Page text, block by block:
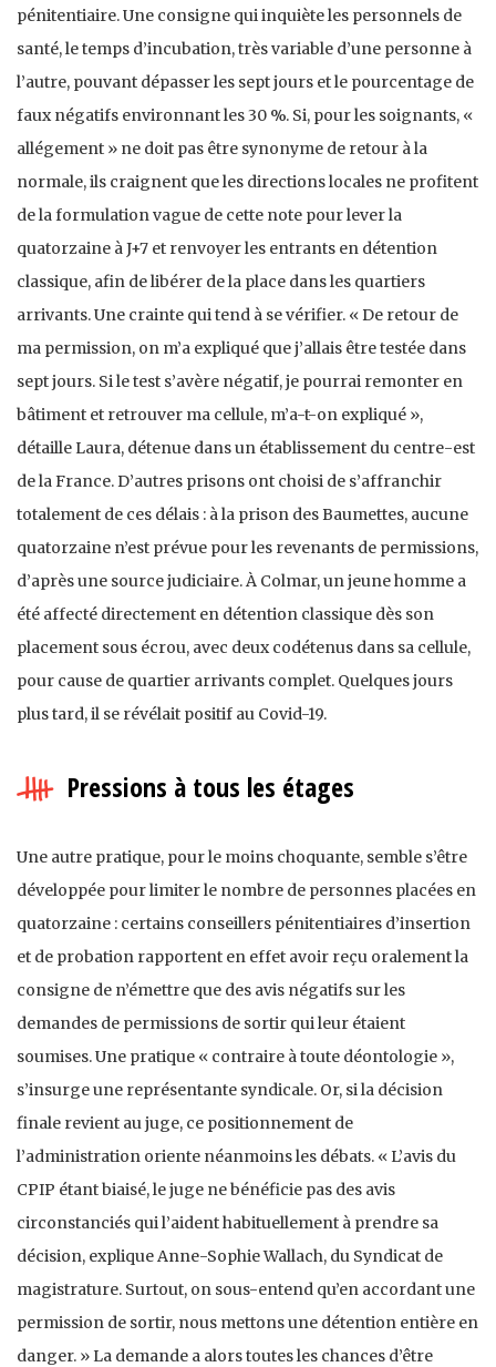
pénitentiaire. Une consigne qui inquiète les personnels de
santé, le temps d’incubation, très variable d’une personne à
l’autre, pouvant dépasser les sept jours et le pourcentage de
faux négatifs environnant les 30 %. Si, pour les soignants, «
allégement » ne doit pas être synonyme de retour à la
normale, ils craignent que les directions locales ne profitent
de la formulation vague de cette note pour lever la
quatorzaine à J+7 et renvoyer les entrants en détention
classique, afin de libérer de la place dans les quartiers
arrivants. Une crainte qui tend à se vérifier. « De retour de
ma permission, on m’a expliqué que j’allais être testée dans
sept jours. Si le test s’avère négatif, je pourrai remonter en
bâtiment et retrouver ma cellule, m’a-t-on expliqué »,
détaille Laura, détenue dans un établissement du centre-est
de la France. D’autres prisons ont choisi de s’affranchir
totalement de ces délais : à la prison des Baumettes, aucune
quatorzaine n’est prévue pour les revenants de permissions,
d’après une source judiciaire. À Colmar, un jeune homme a
été affecté directement en détention classique dès son
placement sous écrou, avec deux codétenus dans sa cellule,
pour cause de quartier arrivants complet. Quelques jours
plus tard, il se révélait positif au Covid-19.
Pressions à tous les étages
Une autre pratique, pour le moins choquante, semble s’être
développée pour limiter le nombre de personnes placées en
quatorzaine : certains conseillers pénitentiaires d’insertion
et de probation rapportent en effet avoir reçu oralement la
consigne de n’émettre que des avis négatifs sur les
demandes de permissions de sortir qui leur étaient
soumises. Une pratique « contraire à toute déontologie »,
s’insurge une représentante syndicale. Or, si la décision
finale revient au juge, ce positionnement de
l’administration oriente néanmoins les débats. « L’avis du
CPIP étant biaisé, le juge ne bénéficie pas des avis
circonstanciés qui l’aident habituellement à prendre sa
décision, explique Anne-Sophie Wallach, du Syndicat de
magistrature. Surtout, on sous-entend qu’en accordant une
permission de sortir, nous mettons une détention entière en
danger. » La demande a alors toutes les chances d’être